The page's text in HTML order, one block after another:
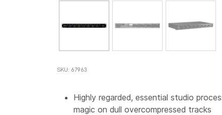
SKU: 67963
Highly regarded, essential studio
magic on dull overcompressed tracks